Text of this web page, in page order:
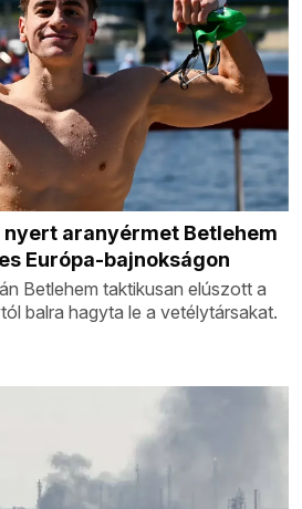
nyert aranyérmet Betlehem
Európa-bajnokságon
Betlehem taktikusan elúszott a
balra hagyta le a vetélytársakat.